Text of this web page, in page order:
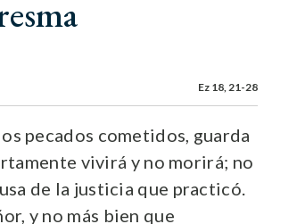
Ez 18, 21-28
pecados cometidos, guarda
vivirá y no morirá; no
de la justicia que practicó.
y no más bien que